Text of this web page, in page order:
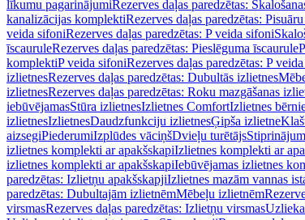
līkumu pagarinājumiRezerves daļas paredzētas:
kanalizācijas komplektiRezerves daļas paredzētas:
veida sifoniRezerves daļas paredzētas: P veida sifoni
īscauruleRezerves daļas paredzētas: Pieslēguma īscaurule
komplektiP veida sifoniRezerves daļas paredzētas: P
izlietnesRezerves daļas paredzētas: Dubultās izlietnes
izlietnesRezerves daļas paredzētas: Roku mazgāšanas
iebūvējamasStūra izlietnesIzlietnes ComfortIzlietnes
izlietnesIzlietnesDaudzfunkciju izlietnesĢipša izlietne
aizsegiPiederumiIzplūdes vāciņšDvieļu turētājs
izlietnes komplekti ar apakšskapiIzlietnes komplekti ar
izlietnes komplekti ar apakšskapiIebūvējamas izlietnes
paredzētas: Izlietņu apakšskapjiIzlietnes mazām vannas
paredzētas: Dubultajām izlietnēmMēbeļu izlietnēm
virsmasRezerves daļas paredzētas: Izlietņu virsmas